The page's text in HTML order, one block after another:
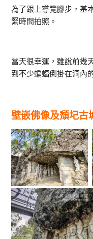
為了跟上導覽腳步，基
緊時間拍照。
當天很幸運，雖說前幾
到不少蝙蝠倒掛在洞內
壁嵌佛像及頹圮古